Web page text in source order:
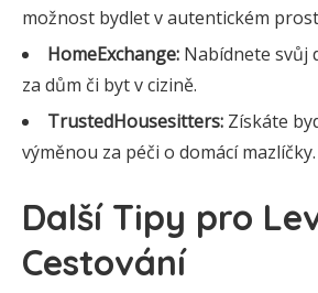
možnost bydlet v autentickém
HomeExchange: Nabídnete svůj
za dům či byt v cizině.
TrustedHousesitters: Získáte
výměnou za péči o domácí mazlíčky.
Další Tipy pro
Cestování